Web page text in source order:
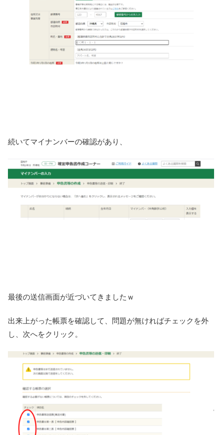
続いてマイナンバーの確認があり、
最後の送信画面が近づいてきましたｗ
出来上がった帳票を確認して、問題が無ければチェックを外
し、次へをクリック。